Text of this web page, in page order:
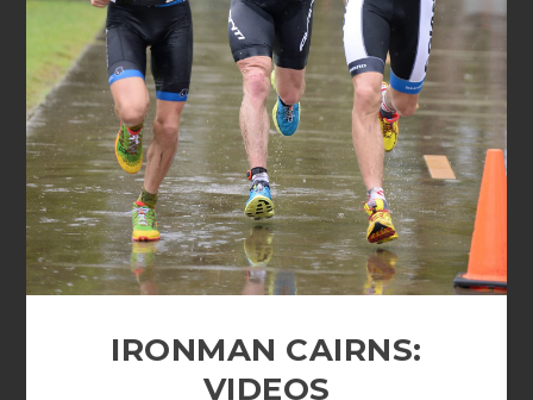
IRONMAN CAIRNS:
VIDEOS